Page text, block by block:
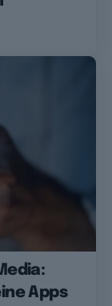
Apps